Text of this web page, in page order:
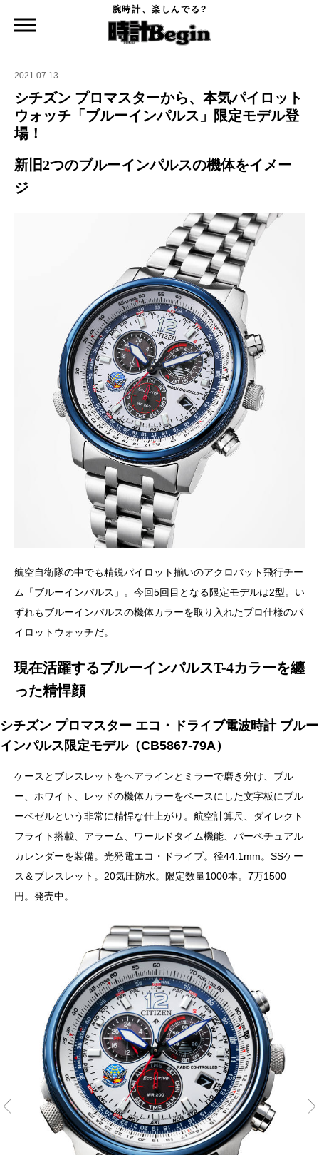
腕時計、楽しんでる?
シチズン プロマスターから、本気パイロットウォッチ「ブルーインパルス」限定モデ
2021.07.13
シチズン プロマスターから、本気パイロット
ウォッチ「ブルーインパルス」限定モデル登
場！
新旧2つのブルーインパルスの機体をイメー
ジ
航空自衛隊の中でも精鋭パイロット揃いのアクロバット飛行チー
ム「ブルーインパルス」。今回5回目となる限定モデルは2型。い
ずれもブルーインパルスの機体カラーを取り入れたプロ仕様のパ
イロットウォッチだ。
現在活躍するブルーインパルスT-4カラーを纏
った精悍顔
シチズン プロマスター エコ・ドライブ電波時計 ブルー
インパルス限定モデル（CB5867-79A）
ケースとブレスレットをヘアラインとミラーで磨き分け、ブル
ー、ホワイト、レッドの機体カラーをベースにした文字板にブル
ーベゼルという非常に精悍な仕上がり。航空計算尺、ダイレクト
フライト搭載、アラーム、ワールドタイム機能、パーペチュアル
カレンダーを装備。光発電エコ・ドライブ。径44.1mm。SSケー
ス＆ブレスレット。20気圧防水。限定数量1000本。7万1500
円。発売中。